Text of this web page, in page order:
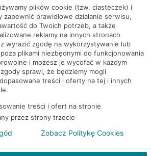
Polska S.A. Wszelkie prawa zastrzeżone
plików cookie (tzw. ciasteczek) i
prawidłowe działanie serwisu,
do Twoich potrzeb, a także
reklamy na innych stronach
wyrazić zgodę na wykorzystywanie lub
plikami niezbędnymi do funkcjonowania
i możesz je wycofać w każdym
sprawi, że będziemy mogli
treści i oferty na tej i innych
treści i ofert na stronie
przez strony trzecie
Zobacz Politykę Cookies